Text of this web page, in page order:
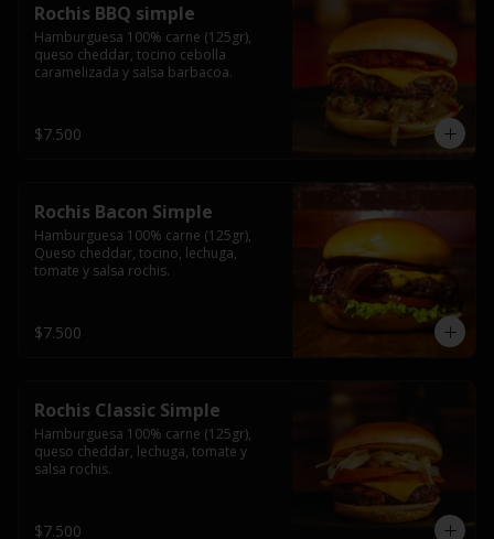
Rochis BBQ simple
Hamburguesa 100% carne (125gr),
queso cheddar, tocino cebolla
caramelizada y salsa barbacoa.
$7.500
Rochis Bacon Simple
Hamburguesa 100% carne (125gr),
Queso cheddar, tocino, lechuga,
tomate y salsa rochis.
$7.500
Rochis Classic Simple
Hamburguesa 100% carne (125gr),
queso cheddar, lechuga, tomate y
salsa rochis.
$7.500